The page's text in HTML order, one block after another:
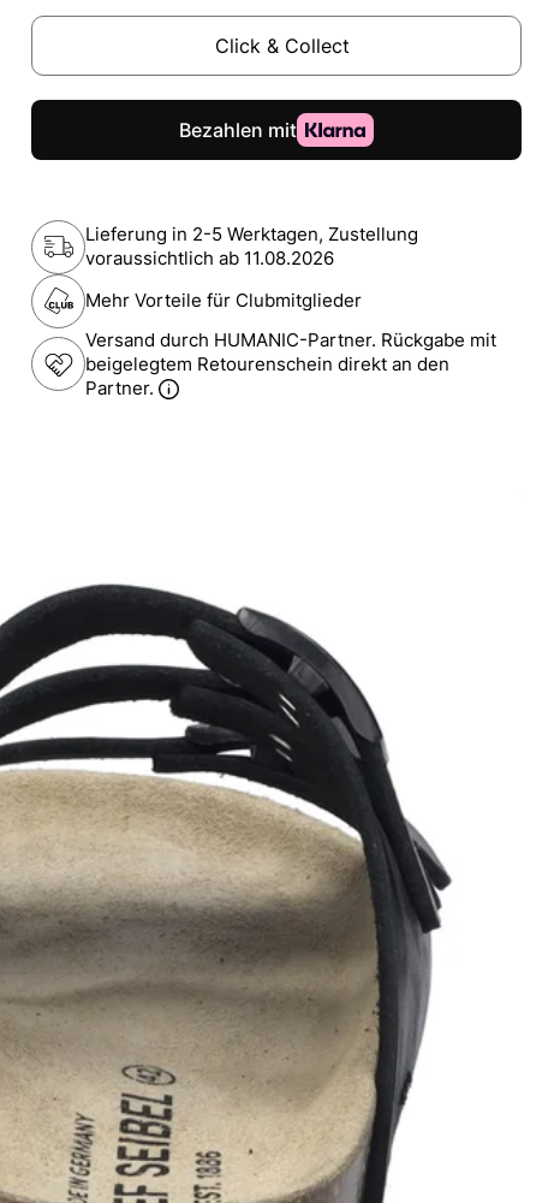
Click & Collect
Lieferung in 2-5 Werktagen, Zustellung
voraussichtlich ab 11.08.2026
Mehr Vorteile für Clubmitglieder
Versand durch HUMANIC-Partner. Rückgabe mit
beigelegtem Retourenschein direkt an den
Partner.